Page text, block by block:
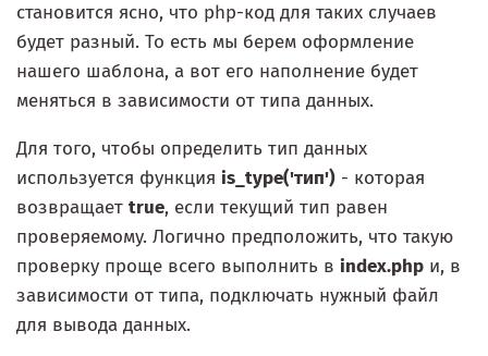
становится ясно, что php-код для таких случаев
будет разный. То есть мы берем оформление
нашего шаблона, а вот его наполнение будет
меняться в зависимости от типа данных.
Для того, чтобы определить тип данных
используется функция is_type('тип') - которая
возвращает true, если текущий тип равен
проверяемому. Логично предположить, что такую
проверку проще всего выполнить в index.php и, в
зависимости от типа, подключать нужный файл
для вывода данных.